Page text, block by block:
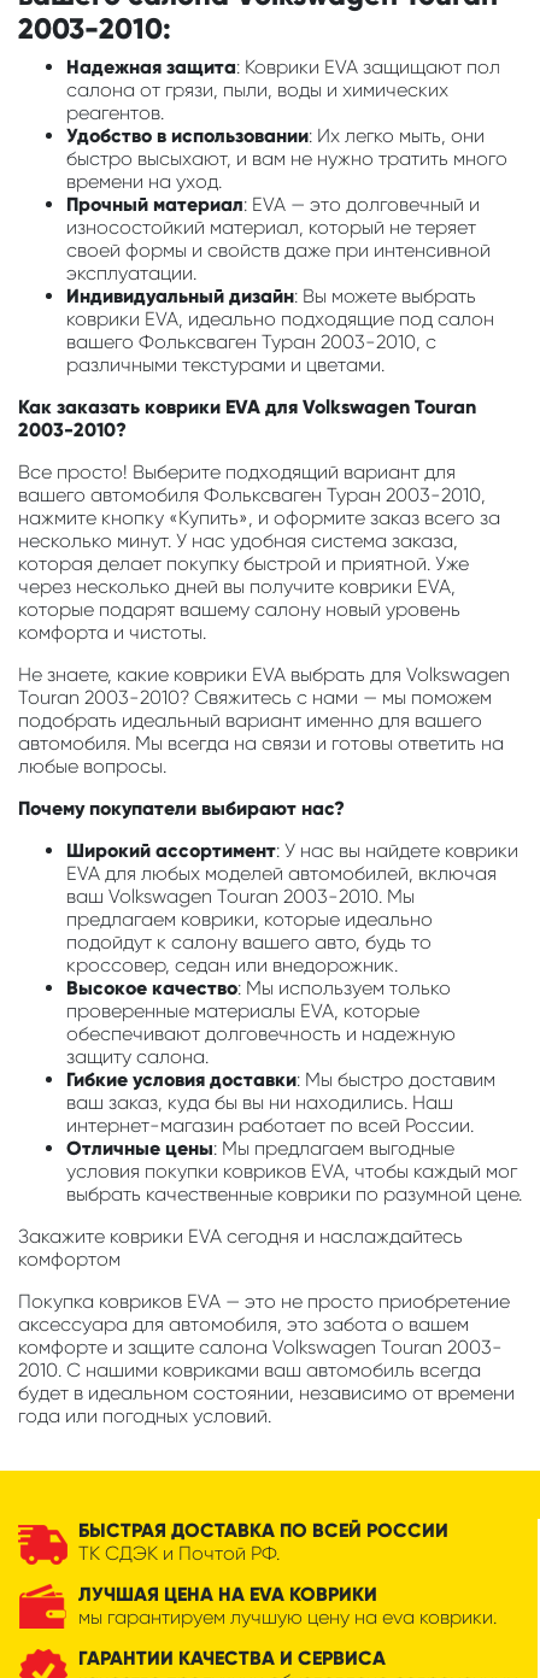
2003-2010:
Надежная защита: Коврики EVA защищают пол
салона от грязи, пыли, воды и химических
реагентов.
Удобство в использовании: Их легко мыть, они
быстро высыхают, и вам не нужно тратить много
времени на уход.
Прочный материал: EVA — это долговечный и
износостойкий материал, который не теряет
своей формы и свойств даже при интенсивной
эксплуатации.
Индивидуальный дизайн: Вы можете выбрать
коврики EVA, идеально подходящие под салон
вашего Фольксваген Туран 2003-2010, с
различными текстурами и цветами.
Как заказать коврики EVA для Volkswagen Touran
2003-2010?
Все просто! Выберите подходящий вариант для
вашего автомобиля Фольксваген Туран 2003-2010,
нажмите кнопку «Купить», и оформите заказ всего за
несколько минут. У нас удобная система заказа,
которая делает покупку быстрой и приятной. Уже
через несколько дней вы получите коврики EVA,
которые подарят вашему салону новый уровень
комфорта и чистоты.
Не знаете, какие коврики EVA выбрать для Volkswagen
Touran 2003-2010? Свяжитесь с нами — мы поможем
подобрать идеальный вариант именно для вашего
автомобиля. Мы всегда на связи и готовы ответить на
любые вопросы.
Почему покупатели выбирают нас?
Широкий ассортимент: У нас вы найдете коврики
EVA для любых моделей автомобилей, включая
ваш Volkswagen Touran 2003-2010. Мы
предлагаем коврики, которые идеально
подойдут к салону вашего авто, будь то
кроссовер, седан или внедорожник.
Высокое качество: Мы используем только
проверенные материалы EVA, которые
обеспечивают долговечность и надежную
защиту салона.
Гибкие условия доставки: Мы быстро доставим
ваш заказ, куда бы вы ни находились. Наш
интернет-магазин работает по всей России.
Отличные цены: Мы предлагаем выгодные
условия покупки ковриков EVA, чтобы каждый мог
выбрать качественные коврики по разумной цене.
Закажите коврики EVA сегодня и наслаждайтесь
комфортом
Покупка ковриков EVA — это не просто приобретение
аксессуара для автомобиля, это забота о вашем
комфорте и защите салона Volkswagen Touran 2003-
2010. С нашими ковриками ваш автомобиль всегда
будет в идеальном состоянии, независимо от времени
года или погодных условий.
БЫСТРАЯ ДОСТАВКА ПО ВСЕЙ РОССИИ
ТК СДЭК и Почтой РФ.
ЛУЧШАЯ ЦЕНА НА EVA КОВРИКИ
мы гарантируем лучшую цену на eva коврики.
ГАРАНТИИ КАЧЕСТВА И СЕРВИСА